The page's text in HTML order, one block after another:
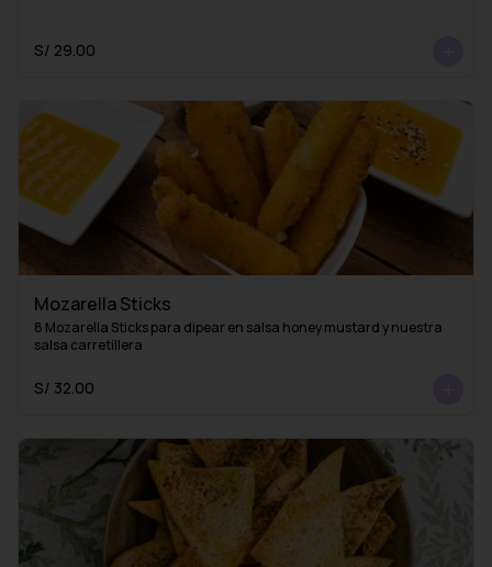
S/ 29.00
Mozarella Sticks
8 Mozarella Sticks para dipear en salsa honey mustard y nuestra
salsa carretillera
S/ 32.00